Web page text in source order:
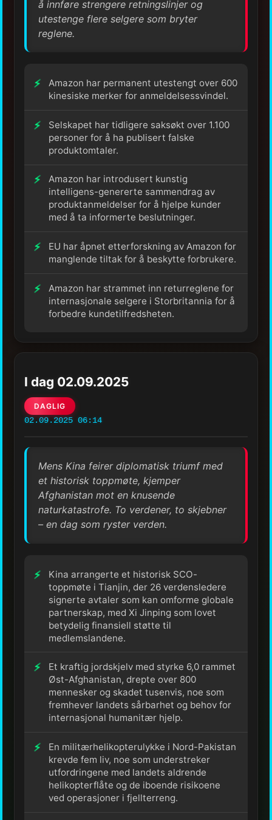
å innføre strengere retningslinjer og
utestenge flere selgere som bryter
reglene.
Amazon har permanent utestengt over 600
kinesiske merker for anmeldelsessvindel.
Selskapet har tidligere saksøkt over 1.100
personer for å ha publisert falske
produktomtaler.
Amazon har introdusert kunstig
intelligens-genererte sammendrag av
produktanmeldelser for å hjelpe kunder
med å ta informerte beslutninger.
EU har åpnet etterforskning av Amazon for
manglende tiltak for å beskytte forbrukere.
Amazon har strammet inn returreglene for
internasjonale selgere i Storbritannia for å
forbedre kundetilfredsheten.
I dag 02.09.2025
DAGLIG
02.09.2025 06:14
Mens Kina feirer diplomatisk triumf med
et historisk toppmøte, kjemper
Afghanistan mot en knusende
naturkatastrofe. To verdener, to skjebner
– en dag som ryster verden.
Kina arrangerte et historisk SCO-
toppmøte i Tianjin, der 26 verdensledere
signerte avtaler som kan omforme globale
partnerskap, med Xi Jinping som lovet
betydelig finansiell støtte til
medlemslandene.
Et kraftig jordskjelv med styrke 6,0 rammet
Øst-Afghanistan, drepte over 800
mennesker og skadet tusenvis, noe som
fremhever landets sårbarhet og behov for
internasjonal humanitær hjelp.
En militærhelikopterulykke i Nord-Pakistan
krevde fem liv, noe som understreker
utfordringene med landets aldrende
helikopterflåte og de iboende risikoene
ved operasjoner i fjellterreng.